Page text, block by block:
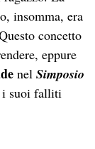
insomma, era
concetto
eppure
nelSimposio
i suoi falliti